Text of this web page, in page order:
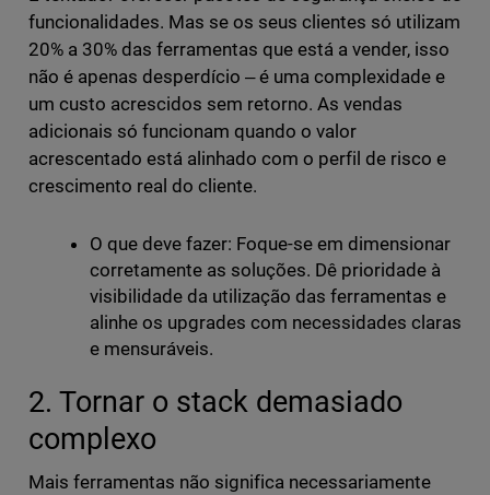
funcionalidades. Mas se os seus clientes só utilizam
20% a 30% das ferramentas que está a vender, isso
não é apenas desperdício ‒ é uma complexidade e
um custo acrescidos sem retorno. As vendas
adicionais só funcionam quando o valor
acrescentado está alinhado com o perfil de risco e
crescimento real do cliente.
O que deve fazer: Foque-se em dimensionar
corretamente as soluções. Dê prioridade à
visibilidade da utilização das ferramentas e
alinhe os upgrades com necessidades claras
e mensuráveis.
2. Tornar o stack demasiado
complexo
Mais ferramentas não significa necessariamente